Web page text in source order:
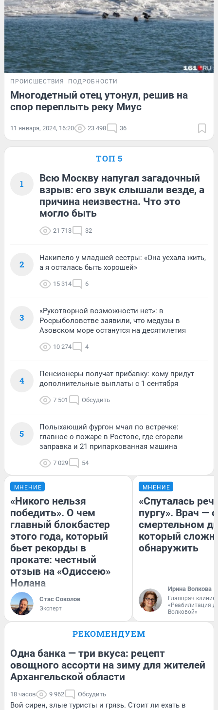
ПРОИСШЕСТВИЯ ПОДРОБНОСТИ
Многодетный отец утонул, решив на
спор переплыть реку Миус
11 января, 2024, 16:20 23 498 36
ТОП 5
1
Всю Москву напугал загадочный
взрыв: его звук слышали везде, а
причина неизвестна. Что это
могло быть
21 713 32
2
Накипело у младшей сестры: «Она уехала жить,
а я осталась быть хорошей»
15 314 6
3
«Рукотворной возможности нет»: в
Росрыболовстве заявили, что медузы в
Азовском море останутся на десятилетия
10 274 4
4
Пенсионеры получат прибавку: кому придут
дополнительные выплаты с 1 сентября
7 501 Обсудить
5
Полыхающий фургон мчал по встречке:
главное о пожаре в Ростове, где сгорели
заправка и 21 припаркованная машина
7 029 54
МНЕНИЕ
«Никого нельзя
победить». О чем
главный блокбастер
этого года, который
бьет рекорды в
прокате: честный
отзыв на «Одиссею»
Нолана
Стас Соколов
Эксперт
МНЕНИЕ
«Спуталась
пургу». Врач — о
смертельном
который
обнаружить
Ирина Волкова
Главврач
«Реабилитация
Волковой»
РЕКОМЕНДУЕМ
Одна банка — три вкуса: рецепт
овощного ассорти на зиму для жителей
Архангельской области
18 часов 9 962 Обсудить
Вой сирен, злые туристы и грязь. Стоит ли ехать в